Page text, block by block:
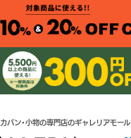
カバン・小物の専門店のギャレリアモール